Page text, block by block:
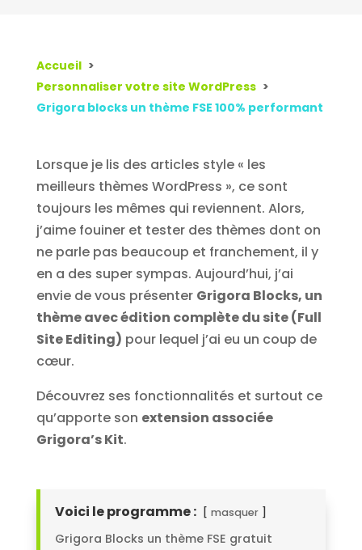
Accueil
Personnaliser votre site WordPress
Grigora blocks un thème FSE 100% performant
Lorsque je lis des articles style « les
meilleurs thèmes WordPress », ce sont
toujours les mêmes qui reviennent. Alors,
j’aime fouiner et tester des thèmes dont on
ne parle pas beaucoup et franchement, il y
en a des super sympas. Aujourd’hui, j’ai
envie de vous présenter Grigora Blocks, un
thème avec édition complète du site (Full
Site Editing) pour lequel j’ai eu un coup de
cœur.
Découvrez ses fonctionnalités et surtout ce
qu’apporte son extension associée
Grigora’s Kit.
Voici le programme : masquer
Grigora Blocks un thème FSE gratuit